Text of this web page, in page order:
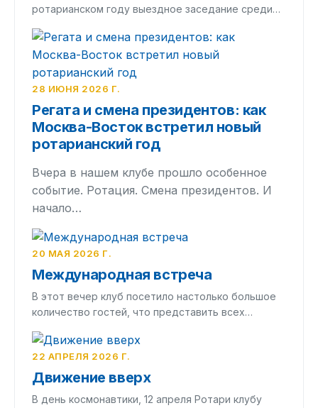
ротарианском году выездное заседание среди…
28 ИЮНЯ 2026 Г.
Регата и смена президентов: как
Москва-Восток встретил новый
ротарианский год
Вчера в нашем клубе прошло особенное
событие. Ротация. Смена президентов. И
начало…
20 МАЯ 2026 Г.
Международная встреча
В этот вечер клуб посетило настолько большое
количество гостей, что представить всех…
22 АПРЕЛЯ 2026 Г.
Движение вверх
В день космонавтики, 12 апреля Ротари клубу